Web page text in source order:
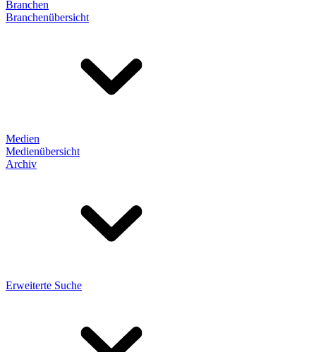
Branchen
Branchenübersicht
Medien
Medienübersicht
Archiv
Erweiterte Suche